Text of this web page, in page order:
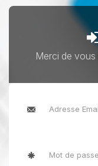
Merci de vous